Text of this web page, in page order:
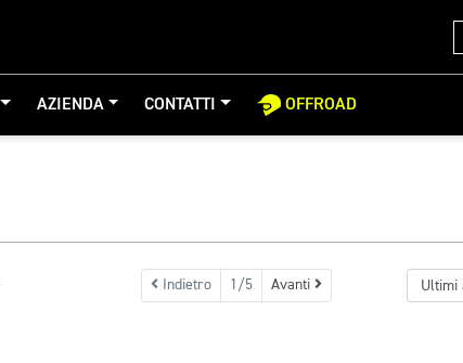
AZIENDA CONTATTI OFFROAD
Indietro 1/5 Avanti